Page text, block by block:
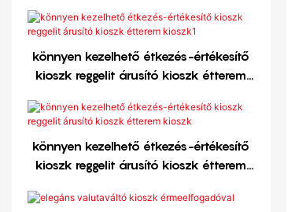
könnyen kezelhető étkezés-értékesítő
kioszk reggelit árusító kioszk étterem
könnyen kezelhető étkezés-értékesítő
kioszk reggelit árusító kioszk étterem